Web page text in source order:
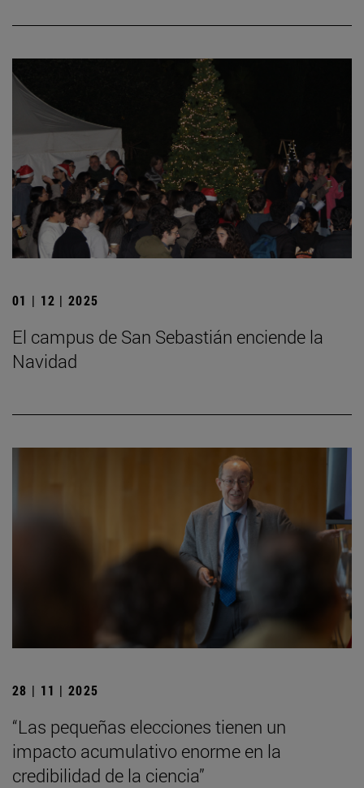
01 | 12 | 2025
El campus de San Sebastián enciende la
Navidad
28 | 11 | 2025
“Las pequeñas elecciones tienen un
impacto acumulativo enorme en la
credibilidad de la ciencia”